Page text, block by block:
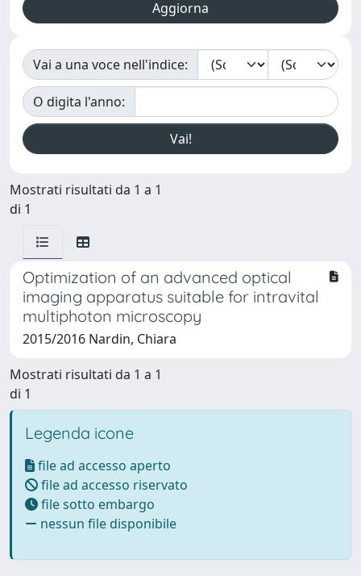
Vai a una voce nell'indice:
O digita l'anno:
Mostrati risultati da 1 a 1
di 1
Optimization of an advanced optical
imaging apparatus suitable for intravital
multiphoton microscopy
2015/2016 Nardin, Chiara
Mostrati risultati da 1 a 1
di 1
Legenda icone
file ad accesso aperto
file ad accesso riservato
file sotto embargo
nessun file disponibile